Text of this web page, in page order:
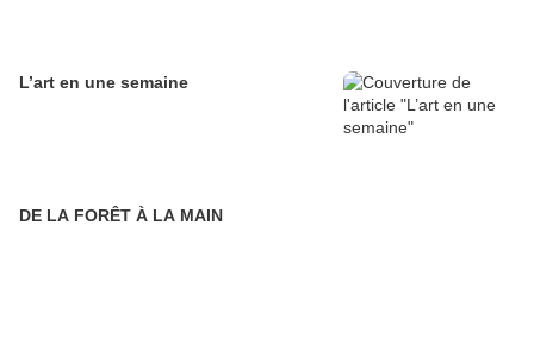
L’art en une semaine
DE LA FORÊT À LA MAIN